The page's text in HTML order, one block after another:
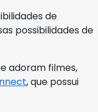
de
possibilidades de
adoram filmes,
, que possui